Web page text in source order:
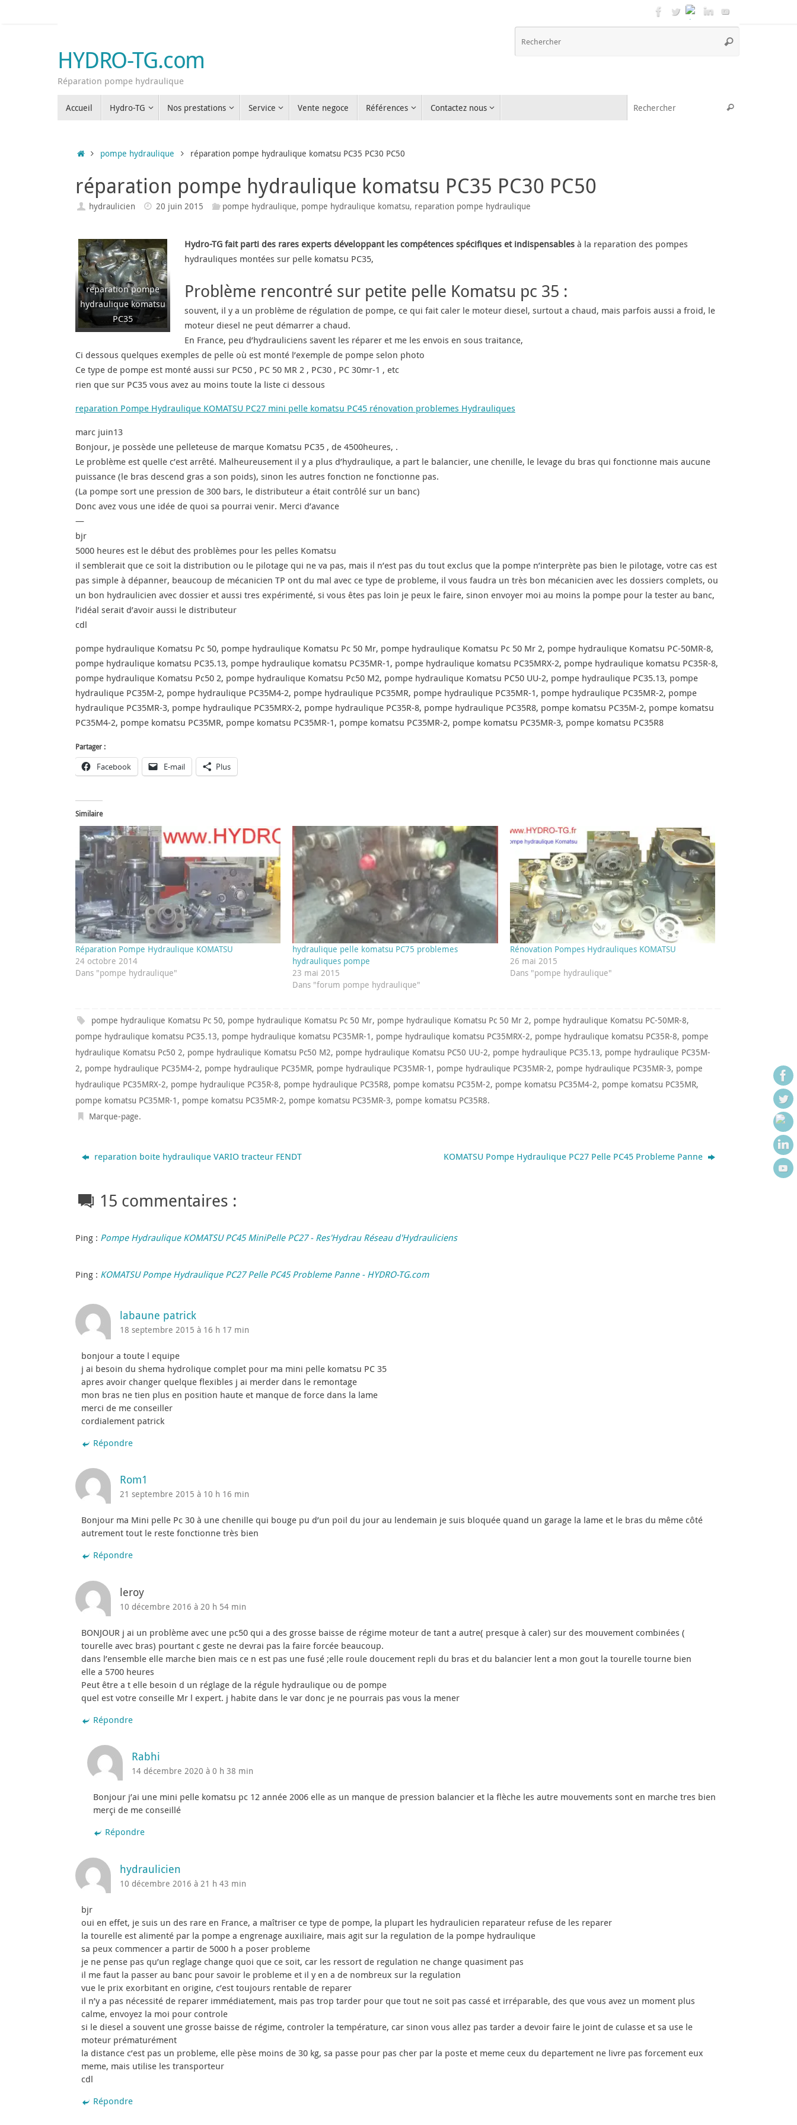
HYDRO-TG.com
Réparation pompe hydraulique
Rechercher
Accueil Hydro-TG Nos prestations Service Vente negoce Références Contactez nous Rechercher
Accueilpompe hydraulique réparation pompe hydraulique komatsu PC35 PC30 PC50
réparation pompe hydraulique komatsu PC35 PC30 PC50
hydraulicien 20 juin 2015 pompe hydraulique, pompe hydraulique komatsu, reparation pompe hydraulique
reparation pompe
hydraulique komatsu
PC35
Hydro-TG fait parti des rares experts développant les compétences spécifiques et indispensables à la reparation des pompes
hydrauliques montées sur pelle komatsu PC35,
Problème rencontré sur petite pelle Komatsu pc 35 :
souvent, il y a un problème de régulation de pompe, ce qui fait caler le moteur diesel, surtout a chaud, mais parfois aussi a froid, le
moteur diesel ne peut démarrer a chaud.
En France, peu d’hydrauliciens savent les réparer et me les envois en sous traitance,
Ci dessous quelques exemples de pelle où est monté l’exemple de pompe selon photo
Ce type de pompe est monté aussi sur PC50 , PC 50 MR 2 , PC30 , PC 30mr-1 , etc
rien que sur PC35 vous avez au moins toute la liste ci dessous
reparation Pompe Hydraulique KOMATSU PC27 mini pelle komatsu PC45 rénovation problemes Hydrauliques
marc juin13
Bonjour, je possède une pelleteuse de marque Komatsu PC35 , de 4500heures, .
Le problème est quelle c’est arrêté. Malheureusement il y a plus d’hydraulique, a part le balancier, une chenille, le levage du bras qui fonctionne mais aucune
puissance (le bras descend gras a son poids), sinon les autres fonction ne fonctionne pas.
(La pompe sort une pression de 300 bars, le distributeur a était contrôlé sur un banc)
Donc avez vous une idée de quoi sa pourrai venir. Merci d’avance
—
bjr
5000 heures est le début des problèmes pour les pelles Komatsu
il semblerait que ce soit la distribution ou le pilotage qui ne va pas, mais il n’est pas du tout exclus que la pompe n’interprète pas bien le pilotage, votre cas est
pas simple à dépanner, beaucoup de mécanicien TP ont du mal avec ce type de probleme, il vous faudra un très bon mécanicien avec les dossiers complets, ou
un bon hydraulicien avec dossier et aussi tres expérimenté, si vous êtes pas loin je peux le faire, sinon envoyer moi au moins la pompe pour la tester au banc,
l’idéal serait d’avoir aussi le distributeur
cdl
pompe hydraulique Komatsu Pc 50, pompe hydraulique Komatsu Pc 50 Mr, pompe hydraulique Komatsu Pc 50 Mr 2, pompe hydraulique Komatsu PC-50MR-8,
pompe hydraulique komatsu PC35.13, pompe hydraulique komatsu PC35MR-1, pompe hydraulique komatsu PC35MRX-2, pompe hydraulique komatsu PC35R-8,
pompe hydraulique Komatsu Pc50 2, pompe hydraulique Komatsu Pc50 M2, pompe hydraulique Komatsu PC50 UU-2, pompe hydraulique PC35.13, pompe
hydraulique PC35M-2, pompe hydraulique PC35M4-2, pompe hydraulique PC35MR, pompe hydraulique PC35MR-1, pompe hydraulique PC35MR-2, pompe
hydraulique PC35MR-3, pompe hydraulique PC35MRX-2, pompe hydraulique PC35R-8, pompe hydraulique PC35R8, pompe komatsu PC35M-2, pompe komatsu
PC35M4-2, pompe komatsu PC35MR, pompe komatsu PC35MR-1, pompe komatsu PC35MR-2, pompe komatsu PC35MR-3, pompe komatsu PC35R8
Partager :
Facebook E-mail Plus
Similaire
Réparation Pompe Hydraulique KOMATSU
24 octobre 2014
Dans "pompe hydraulique"
hydraulique pelle komatsu PC75 problemes
hydrauliques pompe
23 mai 2015
Dans "forum pompe hydraulique"
Rénovation Pompes Hydrauliques KOMATSU
26 mai 2015
Dans "pompe hydraulique"
pompe hydraulique Komatsu Pc 50, pompe hydraulique Komatsu Pc 50 Mr, pompe hydraulique Komatsu Pc 50 Mr 2, pompe hydraulique Komatsu PC-50MR-8,
pompe hydraulique komatsu PC35.13, pompe hydraulique komatsu PC35MR-1 , pompe hydraulique komatsu PC35MRX-2, pompe hydraulique komatsu PC35R-8, pompe
hydraulique Komatsu Pc50 2, pompe hydraulique Komatsu Pc50 M2, pompe hydraulique Komatsu PC50 UU-2, pompe hydraulique PC35.13, pompe hydraulique PC35M-
2, pompe hydraulique PC35M4-2, pompe hydraulique PC35MR, pompe hydraulique PC35MR-1 , pompe hydraulique PC35MR-2, pompe hydraulique PC35MR-3, pompe
hydraulique PC35MRX-2, pompe hydraulique PC35R-8, pompe hydraulique PC35R8, pompe komatsu PC35M-2, pompe komatsu PC35M4-2, pompe komatsu PC35MR,
pompe komatsu PC35MR-1 , pompe komatsu PC35MR-2, pompe komatsu PC35MR-3, pompe komatsu PC35R8.
Marque-page.
reparation boite hydraulique VARIO tracteur FENDT KOMATSU Pompe Hydraulique PC27 Pelle PC45 Probleme Panne
15 commentaires :
Ping : Pompe Hydraulique KOMATSU PC45 MiniPelle PC27 - Res'Hydrau Réseau d'Hydrauliciens
Ping : KOMATSU Pompe Hydraulique PC27 Pelle PC45 Probleme Panne - HYDRO-TG.com
labaune patrick
18 septembre 2015 à 16 h 17 min
bonjour a toute l equipe
j ai besoin du shema hydrolique complet pour ma mini pelle komatsu PC 35
apres avoir changer quelque flexibles j ai merder dans le remontage
mon bras ne tien plus en position haute et manque de force dans la lame
merci de me conseiller
cordialement patrick
Répondre
Rom1
21 septembre 2015 à 10 h 16 min
Bonjour ma Mini pelle Pc 30 à une chenille qui bouge pu d’un poil du jour au lendemain je suis bloquée quand un garage la lame et le bras du même côté
autrement tout le reste fonctionne très bien
Répondre
leroy
10 décembre 2016 à 20 h 54 min
BONJOUR j ai un problème avec une pc50 qui a des grosse baisse de régime moteur de tant a autre( presque à caler) sur des mouvement combinées (
tourelle avec bras) pourtant c geste ne devrai pas la faire forcée beaucoup.
dans l’ensemble elle marche bien mais ce n est pas une fusé ;elle roule doucement repli du bras et du balancier lent a mon gout la tourelle tourne bien
elle a 5700 heures
Peut être a t elle besoin d un réglage de la régule hydraulique ou de pompe
quel est votre conseille Mr l expert. j habite dans le var donc je ne pourrais pas vous la mener
Répondre
Rabhi
14 décembre 2020 à 0 h 38 min
Bonjour j’ai une mini pelle komatsu pc 12 année 2006 elle as un manque de pression balancier et la flèche les autre mouvements sont en marche tres bien
merçi de me conseillé
Répondre
hydraulicien
10 décembre 2016 à 21 h 43 min
bjr
oui en effet, je suis un des rare en France, a maîtriser ce type de pompe, la plupart les hydraulicien reparateur refuse de les reparer
la tourelle est alimenté par la pompe a engrenage auxiliaire, mais agit sur la regulation de la pompe hydraulique
sa peux commencer a partir de 5000 h a poser probleme
je ne pense pas qu’un reglage change quoi que ce soit, car les ressort de regulation ne change quasiment pas
il me faut la passer au banc pour savoir le probleme et il y en a de nombreux sur la regulation
vue le prix exorbitant en origine, c’est toujours rentable de reparer
il n’y a pas nécessité de reparer immédiatement, mais pas trop tarder pour que tout ne soit pas cassé et irréparable, des que vous avez un moment plus
calme, envoyez la moi pour controle
si le diesel a souvent une grosse baisse de régime, controler la température, car sinon vous allez pas tarder a devoir faire le joint de culasse et sa use le
moteur prématurément
la distance c’est pas un probleme, elle pèse moins de 30 kg, sa passe pour pas cher par la poste et meme ceux du departement ne livre pas forcement eux
meme, mais utilise les transporteur
cdl
Répondre